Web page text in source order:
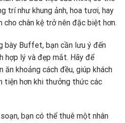
trí như khung ảnh, hoa tươi, hay
cho chân kệ trở nên đặc biệt hơn.
bày Buffet, bạn cần lưu ý đến
hợp lý và đẹp mắt. Hãy để
ăn khoảng cách đều, giúp khách
tiện hơn khi thưởng thức các
bạn có thể thuê một nhân